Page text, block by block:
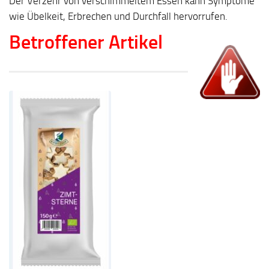
wie Übelkeit, Erbrechen und Durchfall hervorrufen.
Betroffener Artikel